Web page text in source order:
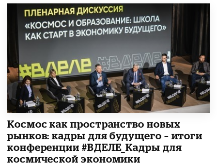
Космос как пространство новых
рынков: кадры для будущего – итоги
конференции #ВДЕЛЕ_Кадры для
космической экономики